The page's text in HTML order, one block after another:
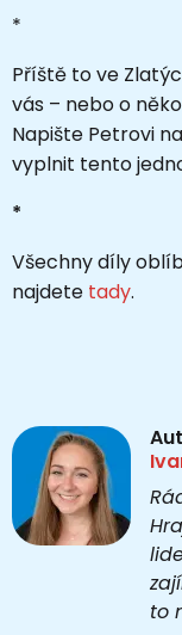
*
Příště to ve
vás – nebo o
Napište Petrovi na
vyplnit tento
*
Všechny díly
najdete tady.
to